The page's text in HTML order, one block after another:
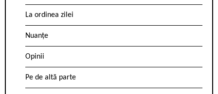
La ordinea zilei
Nuanțe
Opinii
Pe de altă parte